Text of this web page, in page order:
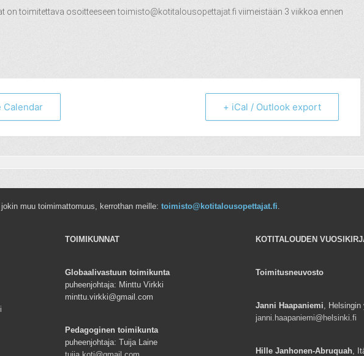
on toimitettava osoitteeseentoimisto@kotitalousopettajat.fi viimeistään 3 viikkoa ennen
Calendar + iCal / Outlook export
muu toimimattomuus, kerrothan meille: toimisto@kotitalousopettajat.fi.
TOIMIKUNNAT
Globaalivastuun toimikunta
puheenjohtaja: Minttu Virkki
minttu.virkki@gmail.com
Pedagoginen toimikunta
puheenjohtaja: Tuija Laine
KOTITALOUDEN
Toimitusneuvosto
Janni Haapaniemi, Helsingin
janni.haapaniemi@helsinki.fi
Hille Janhonen-Abruquah,